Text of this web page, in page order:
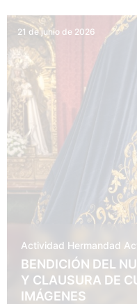
21 de junio de 2026
Actividad Hermandad
BENDICIÓN DEL
Y CLAUSURA DE
IMÁGENES